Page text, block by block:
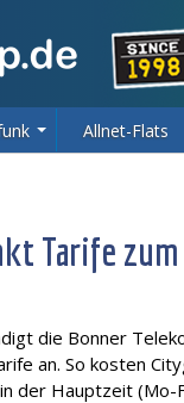
Allnet-Flats
Tarife
die Bonner
an. So kosten
der Hauptzeit